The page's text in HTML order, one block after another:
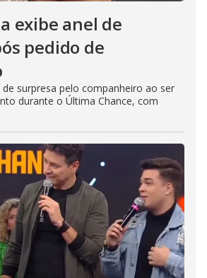
exibe anel de
pedido de
surpresa pelo companheiro ao ser
durante o Última Chance, com